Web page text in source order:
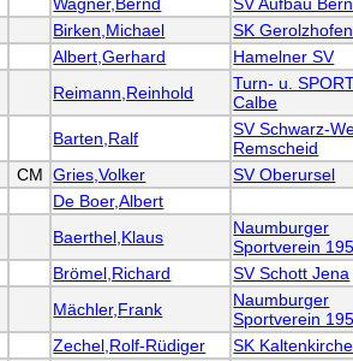
Birken,Michael
SK Gerolzhofen
Albert,Gerhard
Hamelner SV
Reimann,Reinhold
Turn- u.
Calbe
Barten,Ralf
SV Schwarz-
Remscheid
CM Gries,Volker
SV Oberursel
De Boer,Albert
Baerthel,Klaus
Naumburger
Sportverein
Brömel,Richard
SV Schott Jena
Mächler,Frank
Naumburger
Sportverein
Zechel,Rolf-Rüdiger
SK